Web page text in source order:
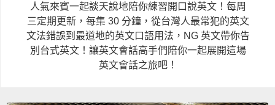
人氣來賓一起談天說地陪你練習開口說英文！每周
三定期更新，每集 30 分鐘，從台灣人最常犯的英文
文法錯誤到最道地的英文口語用法，NG 英文帶你告
別台式英文！讓英文會話高手們陪你一起展開這場
英文會話之旅吧！